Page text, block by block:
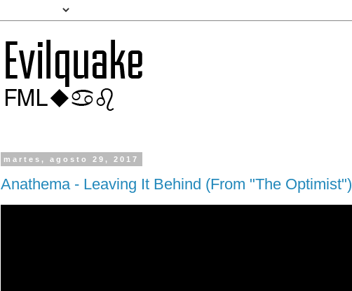
martes, agosto 29, 2017
Anathema - Leaving It Behind (From "The Optimist")